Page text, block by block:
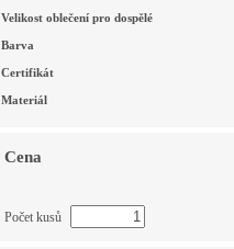
Velikost oblečení pro dospělé
Barva
Certifikát
Materiál
Cena
Počet kusů